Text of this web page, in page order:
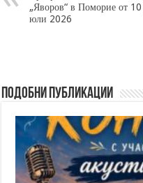
„Яворов“ в Поморие от
юли 2026
Подобни публикации